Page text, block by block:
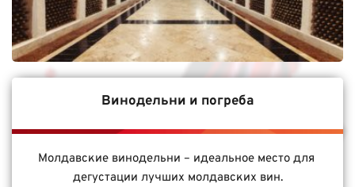
Винодельни и погреба
Молдавские винодельни – идеальное место для
дегустации лучших молдавских вин.